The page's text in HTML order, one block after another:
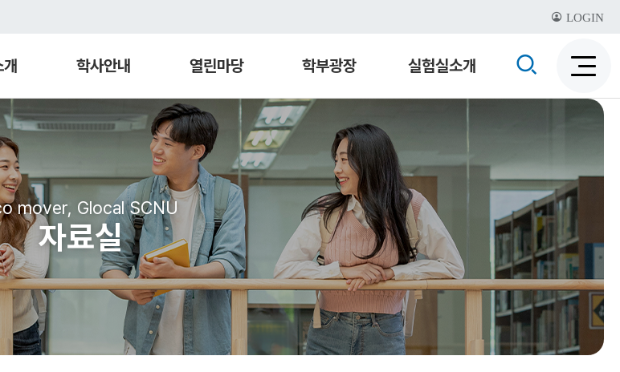
LOGIN
개 학사안내 열린마당 학부광장 실험실소개
색
성
화
색
mover, Glocal SCNU
자료실